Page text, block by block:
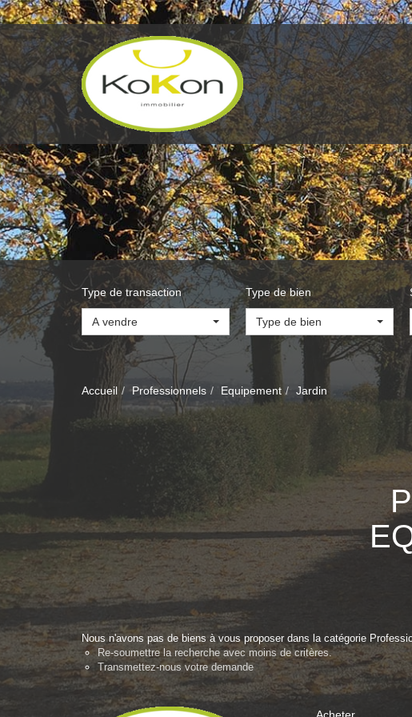
Type de transaction
A vendre
Type de bien
Type de bien
Accueil Professionnels Equipement Jardin
Nous n'avons pas de biens à vous proposer dans la catégorie
Re-soumettre la recherche avec moins de critères.
Transmettez-nous votre demande